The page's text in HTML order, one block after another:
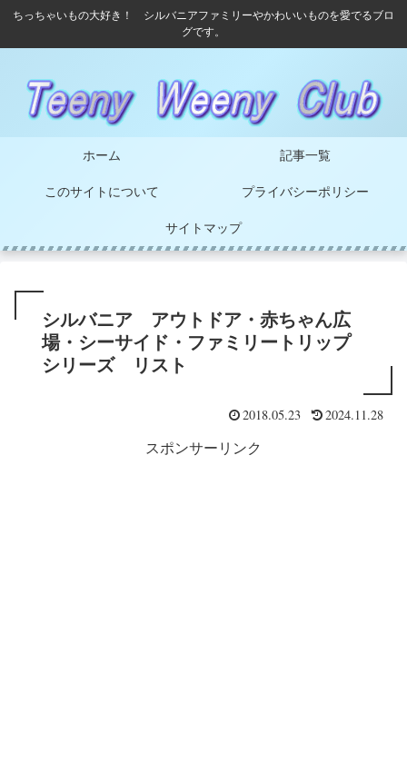
ちっちゃいもの大好き！ シルバニアファミリーやかわいいものを愛でるブロ
グです。
ホーム 記事一覧
このサイトについて プライバシーポリシー
サイトマップ
シルバニア アウトドア・赤ちゃん広
場・シーサイド・ファミリートリップ
シリーズ リスト
2018.05.23 2024.11.28
スポンサーリンク